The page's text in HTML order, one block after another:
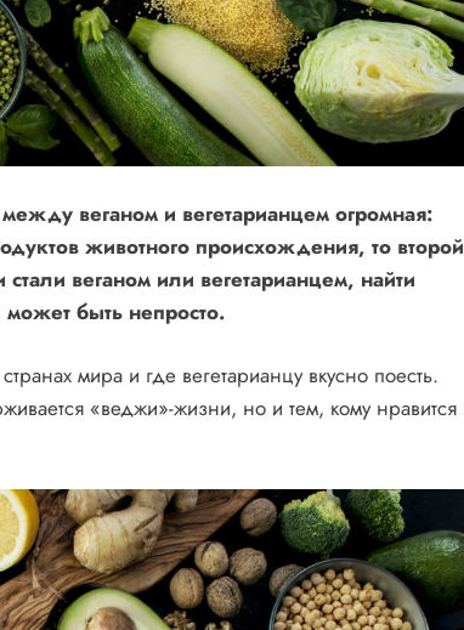
веганом и вегетарианцем огромная:
животного происхождения, то второй
веганом или вегетарианцем, найти
быть непросто.
мира и где вегетарианцу вкусно поесть.
«веджи»-жизни, но и тем, кому нравится